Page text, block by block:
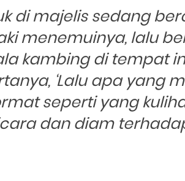
di majelis sedang
menemuinya, lalu
kambing di tempat
‘Lalu apa yang
seperti yang
dan diam